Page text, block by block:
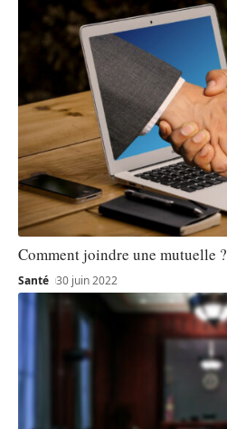
Comment joindre une mutuelle ?
Santé 30 juin 2022